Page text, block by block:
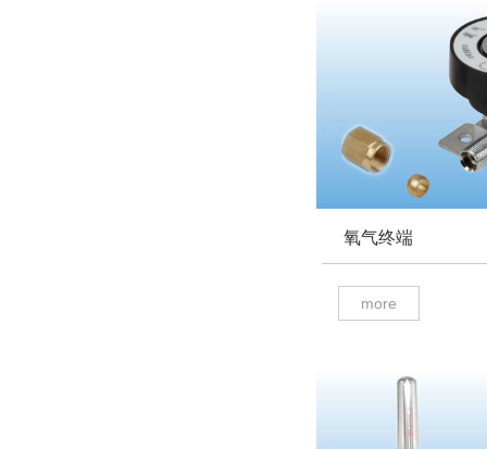
氧气终端
more